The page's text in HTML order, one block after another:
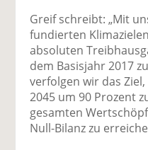
Greif schreibt: „Mit
fundierten
absoluten
dem Basisjahr 2017
verfolgen wir das
2045 um 90 Prozent
gesamten
Null-Bilanz zu